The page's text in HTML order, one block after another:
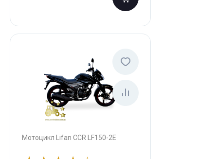
Мотоцикл Lifan CCR LF150-2E